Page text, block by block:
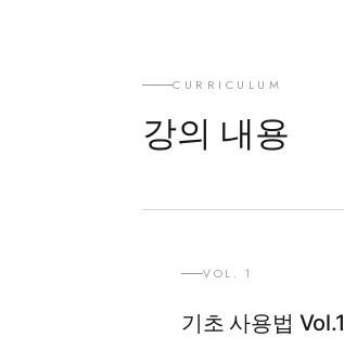
CURRICULUM
강의 내용
VOL. 1
기초 사용법 Vol.1